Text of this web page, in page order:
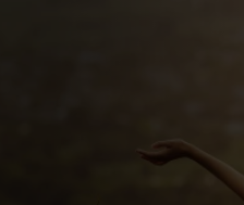
Pacotes de Férias